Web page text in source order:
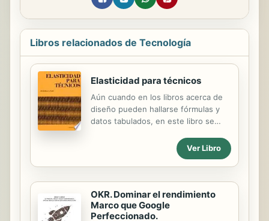
Libros relacionados de Tecnología
Elasticidad para técnicos
Aún cuando en los libros acerca de
diseño pueden hallarse fórmulas y
datos tabulados, en este libro se
quieran obtener una comprensión
total del análisis de esfuerzos que
resulta de deducir valores a partir de
los primeros postulados.
Ver Libro
OKR. Dominar el rendimiento
Marco que Google
Perfeccionado.